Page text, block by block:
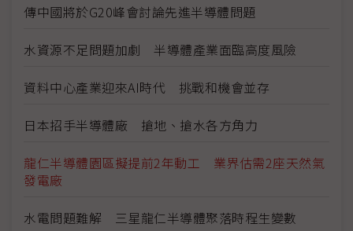
傳中國將於G20峰會討論先進半導體問題
水資源不足問題加劇 半導體產業面臨高度風險
資料中心產業迎來AI時代 挑戰和機會並存
日本招手半導體廠 搶地、搶水各方角力
龍仁半導體園區擬提前2年動工 業界估需2座天然氣
發電廠
水電問題難解 三星龍仁半導體聚落時程生變數